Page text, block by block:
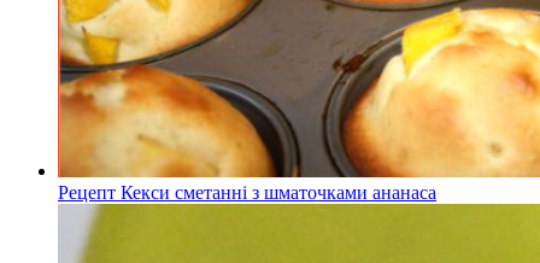
Рецепт Кекси сметанні з шматочками ананаса